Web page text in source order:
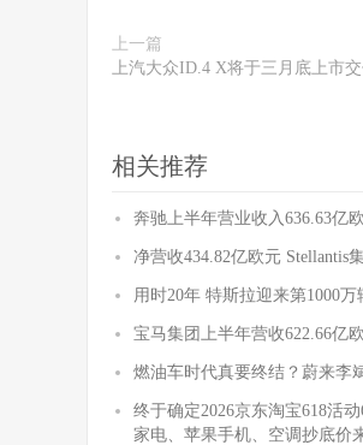
上一篇
上汽大众ID.4 X将于三月底上市
相关推荐
奔驰上半年营业收入636.63亿
净营收434.82亿欧元 Stellantis
用时20年 特斯拉迎来第1000
宝马集团上半年营收622.66亿
燃油车时代真要终结？蔚来李
终于确定2026京东淘宝618活
家电、苹果手机、空调抄底价